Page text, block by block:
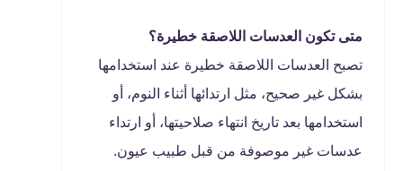
متى تكون العدسات اللاصقة خطيرة؟
تصبح العدسات اللاصقة خطيرة عند استخدامها
بشكل غير صحيح، مثل ارتدائها أثناء النوم، أو
استخدامها بعد تاريخ انتهاء صلاحيتها، أو ارتداء
عدسات غير موصوفة من قبل طبيب عيون.